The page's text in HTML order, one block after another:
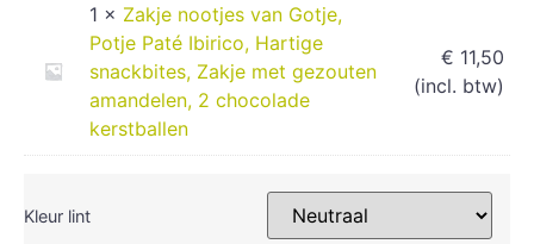
1 × Zakje nootjes van Gotje,
Potje Paté Ibirico, Hartige
snackbites, Zakje met gezouten
amandelen, 2 chocolade
kerstballen
€ 11,50
(incl. btw)
Kleur lint